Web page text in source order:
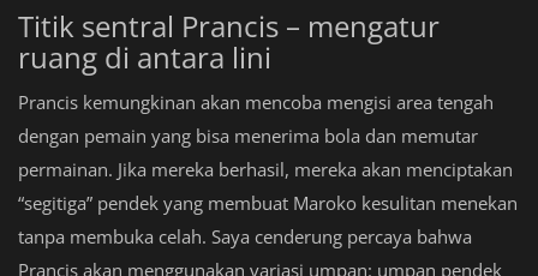
Titik sentral Prancis – mengatur
ruang di antara lini
Prancis kemungkinan akan mencoba mengisi area tengah
dengan pemain yang bisa menerima bola dan memutar
permainan. Jika mereka berhasil, mereka akan menciptakan
“segitiga” pendek yang membuat Maroko kesulitan menekan
tanpa membuka celah. Saya cenderung percaya bahwa
Prancis akan menggunakan variasi umpan: umpan pendek